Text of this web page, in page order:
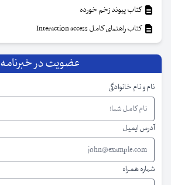
کتاب پیوند زخم خورده
کتاب راهنمای کامل Interaction access
عضویت در خبرنامه
نام و نام خانوادگی
آدرس ایمیل
شماره همراه